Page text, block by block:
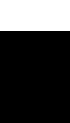
nám